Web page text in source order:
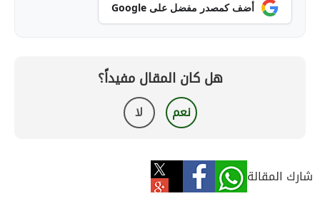
أضف كمصدر مفضل على Google
هل كان المقال مفيداً؟
نعم لا
شارك المقالة